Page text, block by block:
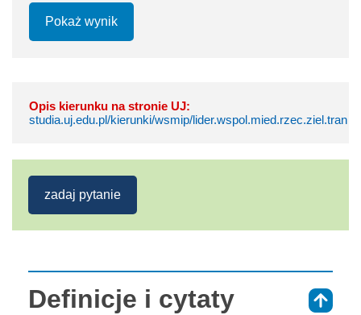
Pokaż wynik
Opis kierunku na stronie UJ:
studia.uj.edu.pl/kierunki/wsmip/lider.wspol.mied.rzec.ziel.tran
zadaj pytanie
Definicje i cytaty